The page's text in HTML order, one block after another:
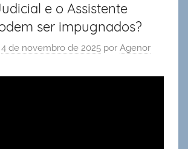
e o Assistente
ser impugnados?
4 de novembro de 2025 por Agenor